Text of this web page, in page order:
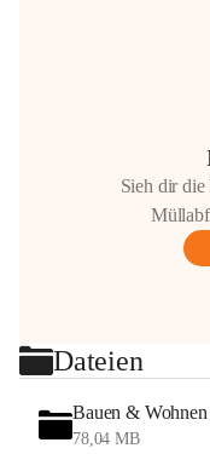
Sieh dir
Dateien
Bauen & Wohnen
78,04 MB